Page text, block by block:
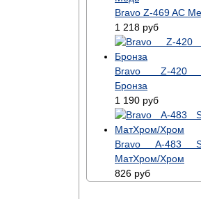
Bravo Z-469 AC
1 218 руб
Bravo Z-420
Бронза
1 190 руб
Bravo A-483
МатХром/Хром
826 руб